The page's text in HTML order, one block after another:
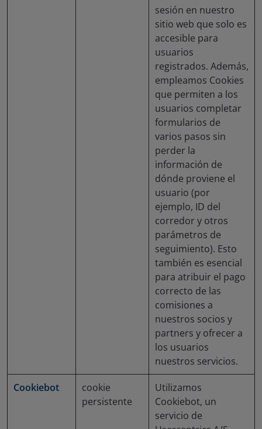
sesión en nuestro
sitio web que solo es
accesible para
usuarios
registrados. Además,
empleamos Cookies
que permiten a los
usuarios completar
formularios de
varios pasos sin
perder la
información de
dónde proviene el
usuario (por
ejemplo, ID del
corredor y otros
parámetros de
seguimiento). Esto
también es esencial
para atribuir el pago
correcto de las
comisiones a
nuestros socios y
partners y ofrecer a
los usuarios
nuestros servicios.
Cookiebot
cookie
persistente
Utilizamos
Cookiebot, un
servicio de